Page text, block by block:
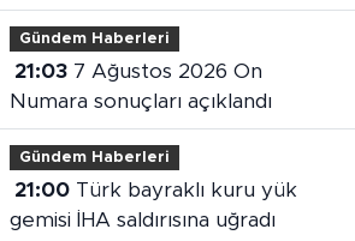
çıktı
Gündem Haberleri
21:037 Ağustos 2026 On
Numara sonuçları açıklandı
Gündem Haberleri
21:00Türk bayraklı kuru yük
gemisi İHA saldırısına uğradı